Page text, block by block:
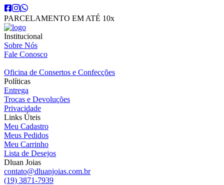
PARCELAMENTO EM ATÉ 10x
Institucional
Sobre Nós
Fale Conosco
Oficina de Consertos e Confecções
Políticas
Entrega
Trocas e Devoluções
Privacidade
Links Úteis
Meu Cadastro
Meus Pedidos
Meu Carrinho
Lista de Desejos
Dluan Joias
contato@dluanjoias.com.br
(19) 3871-7939